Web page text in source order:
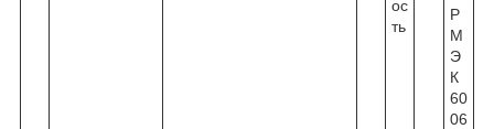
ос
ть
Р
М
Э
К
60
06